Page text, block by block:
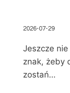
2026-07-29
Jeszcze
znak, żeby
zostań…